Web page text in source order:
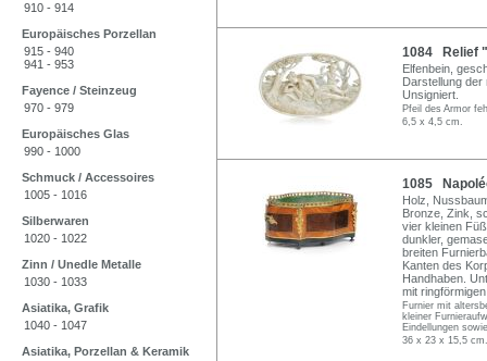
910 - 914
Europäisches Porzellan
915 - 940
941 - 953
Fayence / Steinzeug
970 - 979
Europäisches Glas
990 - 1000
Schmuck / Accessoires
1005 - 1016
Silberwaren
1020 - 1022
Zinn / Unedle Metalle
1030 - 1033
Asiatika, Grafik
1040 - 1047
Asiatika, Porzellan & Keramik
1084 Relief
Elfenbein,
Darstellung der
Unsigniert.
Pfeil des Armor
6,5 x 4,5 cm.
1085
Holz,
Bronze, Zink,
vier kleinen
dunkler,
breiten
Kanten des
Handhaben.
mit
Furnier mit
kleiner
Eindellungen
36 x 23 x 15,5 cm.